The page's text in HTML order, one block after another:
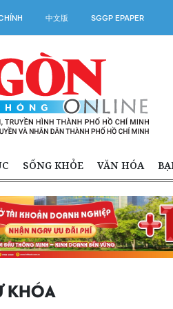
中文版 SGGP EPAPER
SỐNG KHỎE VĂN HÓA
KHÓA